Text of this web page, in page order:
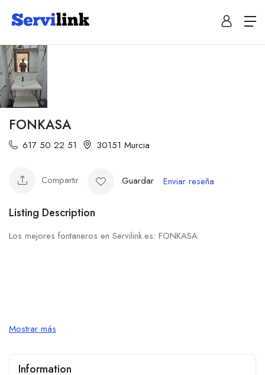
FONKASA
617 50 22 51 30151 Murcia
Compartir Guardar Enviar reseña
Listing Description
Los mejores fontaneros en Servilink.es: FONKASA
Mostrar más
Information